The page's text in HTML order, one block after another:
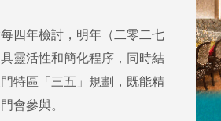
四年檢討，明年（二零二七
靈活性和簡化程序，同時結
特區「三五」規劃，既能精
會參與。